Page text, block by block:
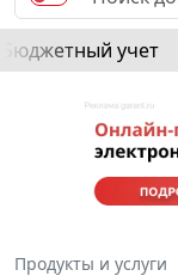
Бюджетный учет
Продукты и услуги